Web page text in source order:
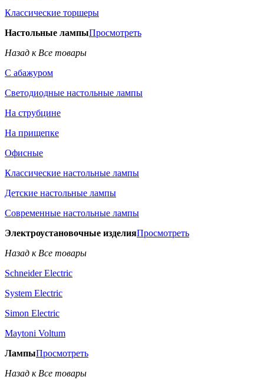
Классические торшеры
Настольные лампыПросмотреть
Назад к Все товары
С абажуром
Светодиодные настольные лампы
На струбцине
На прищепке
Офисные
Классические настольные лампы
Детские настольные лампы
Современные настольные лампы
Электроустановочные изделияПросмотреть
Назад к Все товары
Schneider Electric
System Electric
Simon Electric
Maytoni Voltum
ЛампыПросмотреть
Назад к Все товары